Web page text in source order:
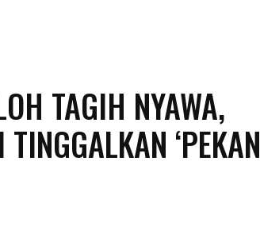
TAGIH NYAWA,
‘PEKAN